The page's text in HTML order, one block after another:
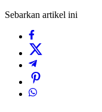
Sebarkan artikel ini